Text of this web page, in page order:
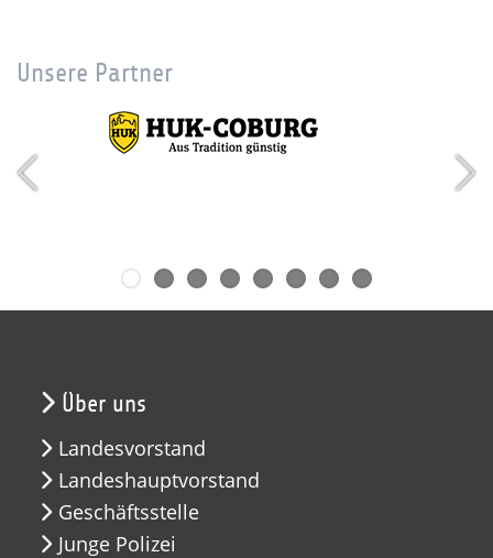
Unsere Partner
Über uns
Landesvorstand
Landeshauptvorstand
Geschäftsstelle
Junge Polizei